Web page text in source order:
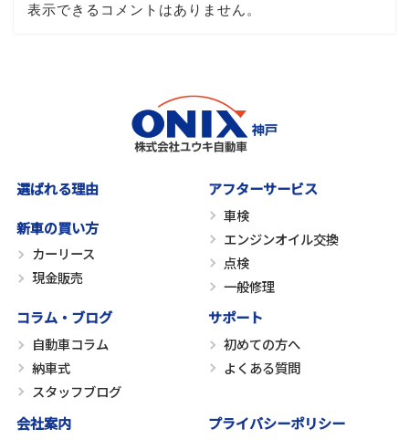
表示できるコメントはありません。
選ばれる理由
新車の買い方
カーリース
現金販売
アフターサービス
車検
エンジンオイル交換
点検
一般修理
コラム・ブログ
自動車コラム
納車式
スタッフブログ
サポート
初めての方へ
よくある質問
会社案内 プライバシーポリシー